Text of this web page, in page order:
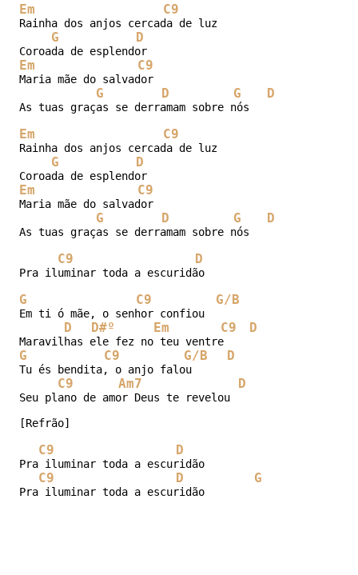
Em C9
Rainha dos anjos cercada de luz
G D
Em C9
Maria mãe do salvador
G D G D
As tuas graças se derramam sobre nós
Em C9
Rainha dos anjos cercada de luz
G D
Em C9
Maria mãe do salvador
G D G D
As tuas graças se derramam sobre nós
C9 D
Pra iluminar toda a escuridão
G C9 G/B
Em ti ó mãe, o senhor confiou
D D#º Em C9 D
G C9 G/B D
Tu és bendita, o anjo falou
C9 Am7 D
Seu plano de amor Deus te revelou
[Refrão]
C9 D
Pra iluminar toda a escuridão
C9 D G
Pra iluminar toda a escuridão